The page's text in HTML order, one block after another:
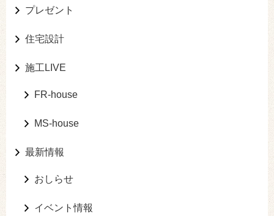
プレゼント
住宅設計
施工LIVE
FR-house
MS-house
最新情報
おしらせ
イベント情報